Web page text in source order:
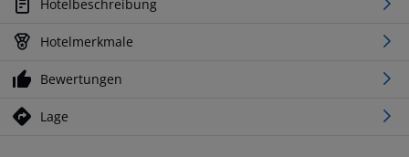
Hotelbeschreibung
Hotelmerkmale
Bewertungen
Lage